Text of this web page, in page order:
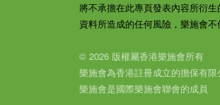
將不承擔在此專頁發表內容所衍
資料所造成的任何風險，樂施會
© 2026 版權屬香港樂施會所有
樂施會為香港註冊成立的擔保有
樂施會是國際樂施會聯會的成員